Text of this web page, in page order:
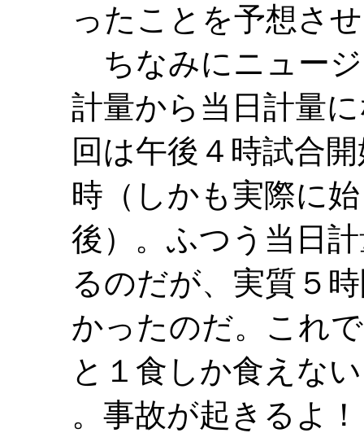
ったことを予想さ
ちなみにニュー
計量から当日計量
回は午後４時試合
時（しかも実際に
後）。ふつう当日
るのだが、実質５
かったのだ。これ
と１食しか食えな
。事故が起きるよ！